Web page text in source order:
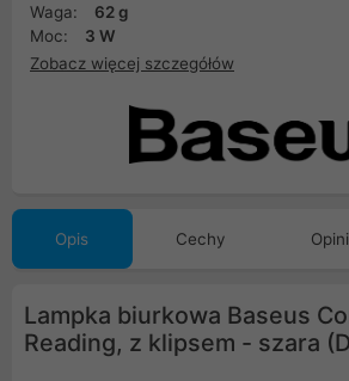
Waga:
62 g
Moc:
3 W
Zobacz więcej szczegółów
Opis Cechy
Lampka biurkowa Baseus
Reading, z klipsem - szara